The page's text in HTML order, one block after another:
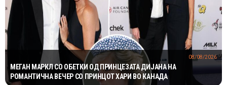
МЕГАН МАРКЛ СО ОБЕТКИ ОД ПРИНЦЕЗАТА ДИЈАНА НА
РОМАНТИЧНА ВЕЧЕР СО ПРИНЦОТ ХАРИ ВО КАНАДА
08/08/2026